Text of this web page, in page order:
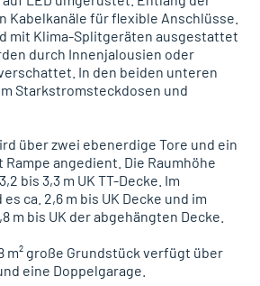
Kabelkanäle für flexible Anschlüsse.
mit Klima-Splitgeräten ausgestattet
durch Innenjalousien oder
In den beiden unteren
Starkstromsteckdosen und
über zwei ebenerdige Tore und ein
angedient. Die Raumhöhe
bis 3,3 m UK TT-Decke. Im
ca. 2,6 m bis UK Decke und im
m bis UK der abgehängten Decke.
m² große Grundstück verfügt über
eine Doppelgarage.